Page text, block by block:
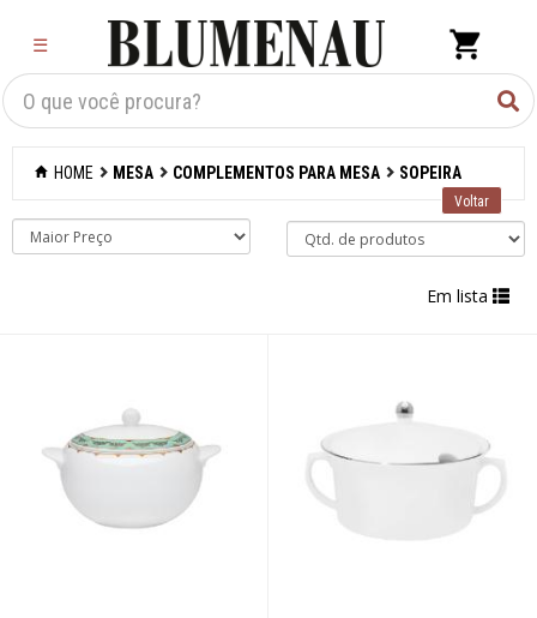
☰
Criar Lista×
Organização
Eletros
Bar
HOME MESA COMPLEMENTOS PARA MESA SOPEIRA
Em lista